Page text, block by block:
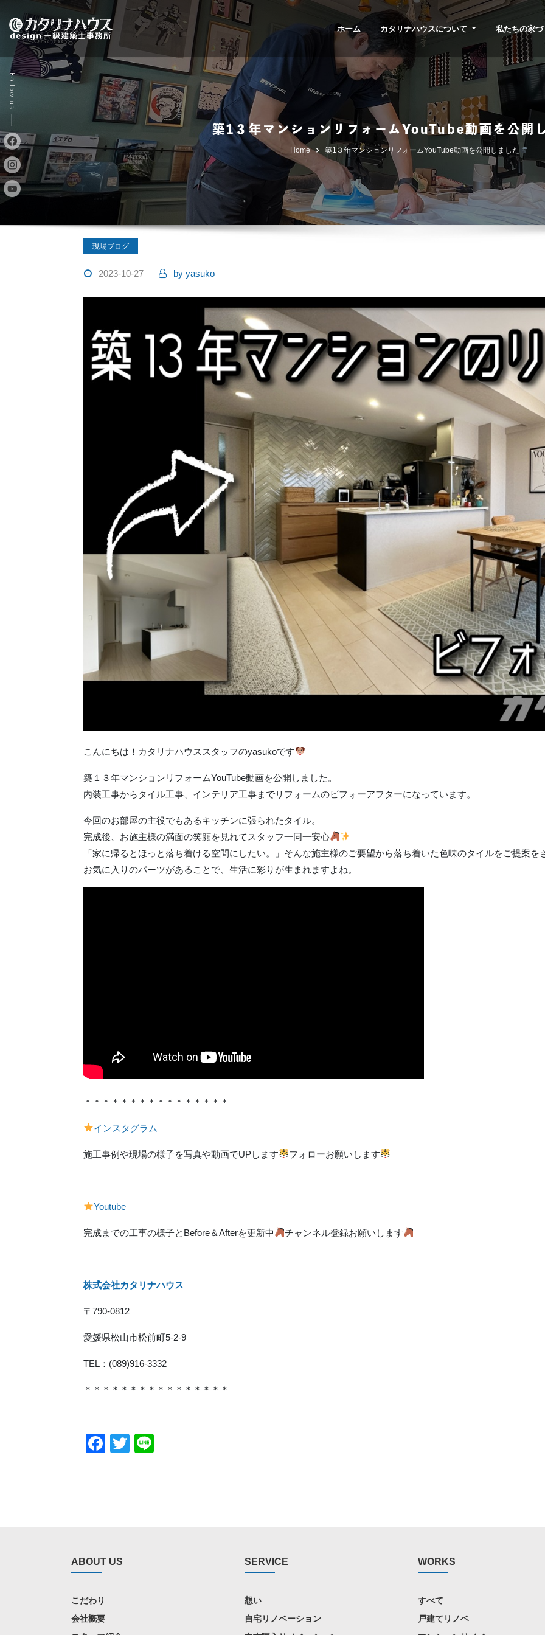
content
ホーム カタリナハウスについて 私たちの家
築1３年マンションリフォームYouTube動画を公開
Home 築1３年マンションリフォームYouTube動画を公開しました
現場ブログ
2023-10-27 by yasuko
こんにちは！カタリナハウススタッフのyasukoです
築１３年マンションリフォームYouTube動画を公開しました。
内装工事からタイル工事、インテリア工事までリフォームのビフォーアフターになっています。
今回のお部屋の主役でもあるキッチンに張られたタイル。
完成後、お施主様の満面の笑顔を見れてスタッフ一同一安心
「家に帰るとほっと落ち着ける空間にしたい。」そんな施主様のご要望から落ち着いた色味のタイルをご提案を
お気に入りのパーツがあることで、生活に彩りが生まれますよね。
＊＊＊＊＊＊＊＊＊＊＊＊＊＊＊＊
インスタグラム
施工事例や現場の様子を写真や動画でUPします フォローお願いします
Youtube
完成までの工事の様子とBefore＆Afterを更新中 チャンネル登録お願いします
株式会社カタリナハウス
〒790-0812
愛媛県松山市松前町5-2-9
TEL：(089)916-3332
＊＊＊＊＊＊＊＊＊＊＊＊＊＊＊＊
Facebook
Twitter
ABOUT US
こだわり
会社概要
SERVICE
想い
自宅リノベーション
WORKS
すべて
戸建てリノベ